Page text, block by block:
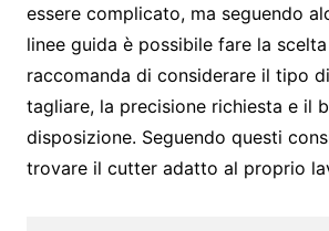
essere complicato, ma seguendo
linee guida è possibile fare la
raccomanda di considerare il tipo
tagliare, la precisione richiesta e il
disposizione. Seguendo questi
trovare il cutter adatto al proprio